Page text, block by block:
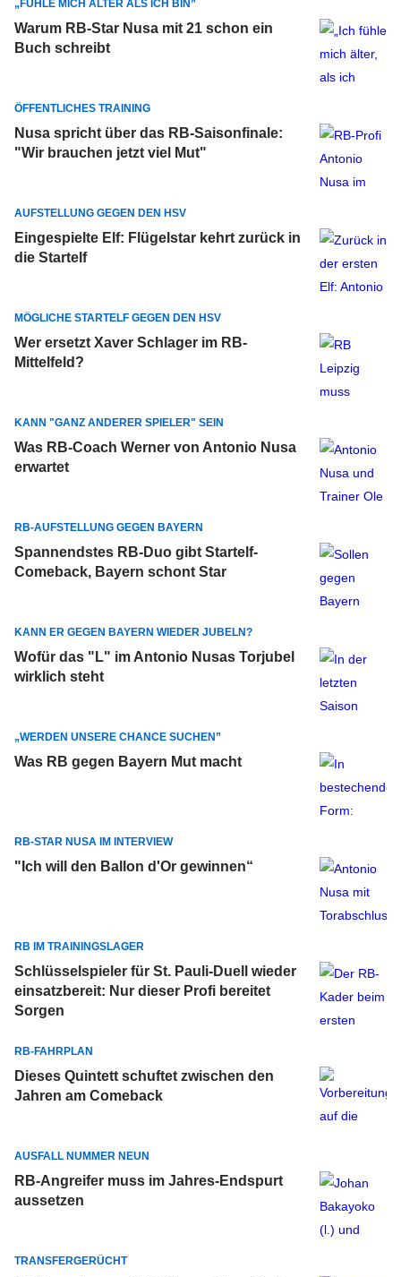
„FÜHLE MICH ÄLTER ALS ICH BIN”
Warum RB-Star Nusa mit 21 schon ein
Buch schreibt
ÖFFENTLICHES TRAINING
Nusa spricht über das RB-Saisonfinale:
"Wir brauchen jetzt viel Mut"
AUFSTELLUNG GEGEN DEN HSV
Eingespielte Elf: Flügelstar kehrt zurück in
die Startelf
MÖGLICHE STARTELF GEGEN DEN HSV
Wer ersetzt Xaver Schlager im RB-
Mittelfeld?
KANN "GANZ ANDERER SPIELER" SEIN
Was RB-Coach Werner von Antonio Nusa
erwartet
RB-AUFSTELLUNG GEGEN BAYERN
Spannendstes RB-Duo gibt Startelf-
Comeback, Bayern schont Star
KANN ER GEGEN BAYERN WIEDER JUBELN?
Wofür das "L" im Antonio Nusas Torjubel
wirklich steht
„WERDEN UNSERE CHANCE SUCHEN”
Was RB gegen Bayern Mut macht
RB-STAR NUSA IM INTERVIEW
"Ich will den Ballon d'Or gewinnen“
RB IM TRAININGSLAGER
Schlüsselspieler für St. Pauli-Duell wieder
einsatzbereit: Nur dieser Profi bereitet
Sorgen
RB-FAHRPLAN
Dieses Quintett schuftet zwischen den
Jahren am Comeback
AUSFALL NUMMER NEUN
RB-Angreifer muss im Jahres-Endspurt
aussetzen
TRANSFERGERÜCHT